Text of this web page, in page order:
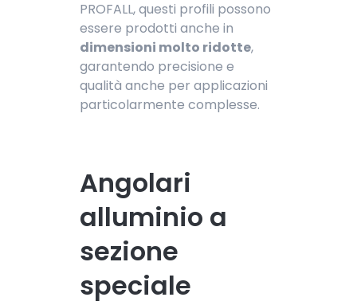
PROFALL, questi profili possono
essere prodotti anche in
dimensioni molto ridotte,
garantendo precisione e
qualità anche per applicazioni
particolarmente complesse.
Angolari
alluminio a
sezione
speciale